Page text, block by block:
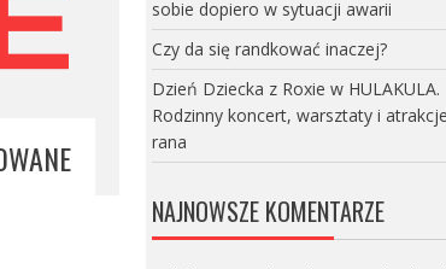
sobie dopiero w sytuacji awarii
Czy da się randkować inaczej?
Dzień Dziecka z Roxie w HULAKULA.
Rodzinny koncert, warsztaty i
rana
NAJNOWSZE KOMENTARZE